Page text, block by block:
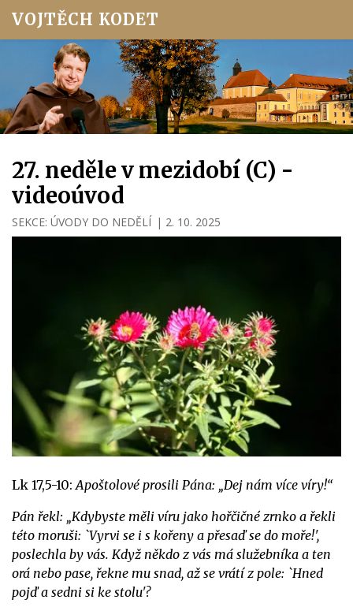
VOJTĚCH KODET
27. neděle v mezidobí (C) -
videoúvod
SEKCE: ÚVODY DO NEDĚLÍ | 2. 10. 2025
Lk 17,5-10: Apoštolové prosili Pána: „Dej nám více víry!“
Pán řekl: „Kdybyste měli víru jako hořčičné zrnko a řekli
této moruši: `Vyrvi se i s kořeny a přesaď se do moře!',
poslechla by vás. Když někdo z vás má služebníka a ten
orá nebo pase, řekne mu snad, až se vrátí z pole: `Hned
pojď a sedni si ke stolu'?